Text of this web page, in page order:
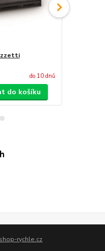
do 10 dnů
do košíku
rychle.cz